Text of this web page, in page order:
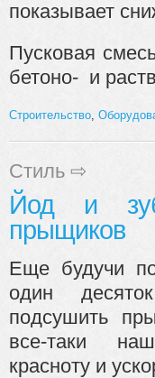
показывает
Пусковая
бетоно- и
Строительство
Стиль ⇨
Йод и
прыщиков
Еще будучи
один
подсушить
все-таки
красноту и